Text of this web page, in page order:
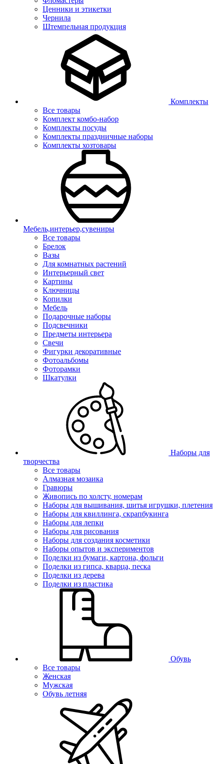
Ценники и этикетки
Чернила
Штемпельная продукция
Комплекты
Все товары
Комплект комбо-набор
Комплекты посуды
Комплекты праздничные наборы
Комплекты хозтовары
Мебель,интерьер,сувениры
Все товары
Брелок
Вазы
Для комнатных растений
Интерьерный свет
Картины
Ключницы
Копилки
Мебель
Подарочные наборы
Подсвечники
Предметы интерьера
Свечи
Фигурки декоративные
Фотоальбомы
Фоторамки
Шкатулки
Наборы для
творчества
Все товары
Алмазная мозаика
Гравюры
Живопись по холсту, номерам
Наборы для вышивания, шитья игрушки, плетения
Наборы для квиллинга, скрапбукинга
Наборы для лепки
Наборы для рисования
Наборы для создания косметики
Наборы опытов и экспериментов
Поделки из бумаги, картона, фольги
Поделки из гипса, кварца, песка
Поделки из дерева
Поделки из пластика
Обувь
Все товары
Женская
Мужская
Обувь летняя